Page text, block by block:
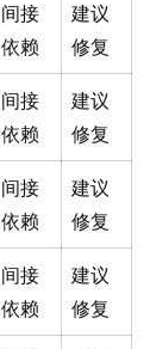
间接
依赖
建议
修复
间接
依赖
建议
修复
间接
依赖
建议
修复
间接
依赖
建议
修复